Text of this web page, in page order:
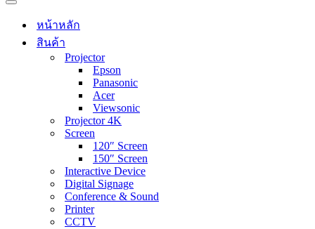
Navigation
หน้าหลัก
สินค้า
Projector
Epson
Panasonic
Acer
Viewsonic
Projector 4K
Screen
120″ Screen
150″ Screen
Interactive Device
Digital Signage
Conference & Sound
Printer
CCTV